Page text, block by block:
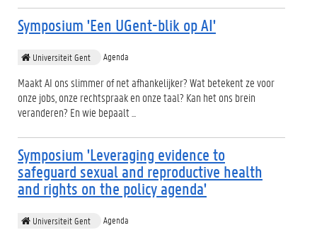
Symposium 'Een UGent-blik op AI'
Universiteit Gent Agenda
Maakt AI ons slimmer of net afhankelijker? Wat betekent ze voor
onze jobs, onze rechtspraak en onze taal? Kan het ons brein
veranderen? En wie bepaalt ...
Symposium 'Leveraging evidence to
safeguard sexual and reproductive health
and rights on the policy agenda'
Universiteit Gent Agenda